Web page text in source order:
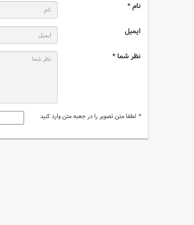
نام *
ایمیل
نظر شما *
* لطفا متن تصویر را در جعبه متن وارد کنید